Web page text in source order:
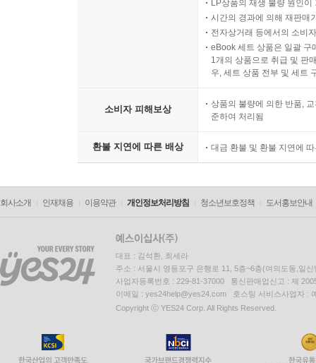
LP상품의 재생 불량 원인
시간의 경과에 의해 재판매
전자상거래 등에서의 소비
eBook 세트 상품은 일괄 구
1개의 상품으로 취급 및 판
우, 세트 상품 전부 및 세트
소비자 피해보상
상품의 불량에 의한 반품,
준하여 처리됨
환불 지연에 따른 배상 대금 환불 및 환불 지연에
회사소개 인재채용 이용약관 개인정보처리방침 청소년보호정책 도서홍보안내
대표 : 김석환, 최세라
주소 : 서울시 영등포구 은행로 11, 5층~6층(여의도동,일신
사업자등록번호 : 229-81-37000 통신판매업신고 : 제
이메일 : yes24help@yes24.com 호스팅 서비스사업자 :
Copyright ⓒ YES24 Corp. All Rights Reserved.